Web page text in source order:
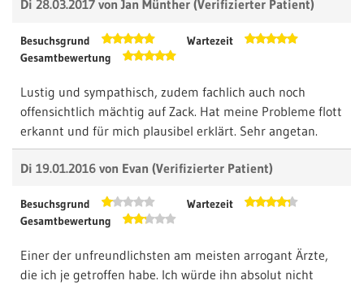
Di 28.03.2017 vonJan Münther (Verifizierter Patient)
Besuchsgrund
Wartezeit
Gesamtbewertung
Lustig und sympathisch, zudem fachlich auch noch
offensichtlich mächtig auf Zack. Hat meine Probleme flott
erkannt und für mich plausibel erklärt. Sehr angetan.
Di 19.01.2016 von Evan (Verifizierter Patient)
Besuchsgrund
Wartezeit
Gesamtbewertung
Einer der unfreundlichsten am meisten arrogant Ärzte,
die ich je getroffen habe. Ich würde ihn absolut nicht